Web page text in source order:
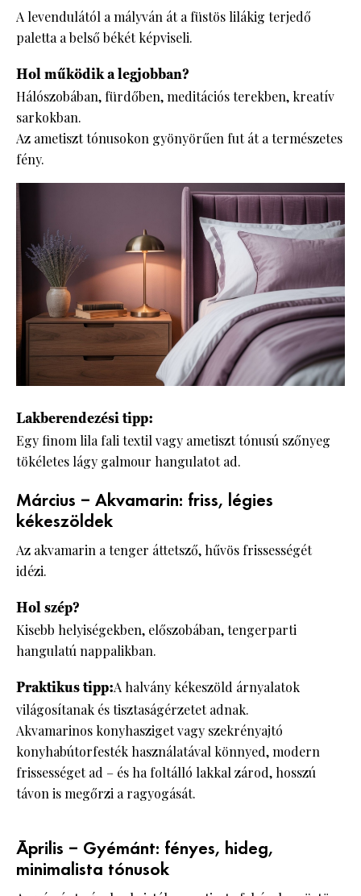
A levendulától a mályván át a füstös lilákig terjedő
paletta a belső békét képviseli.
Hol működik a legjobban?
Hálószobában, fürdőben, meditációs terekben, kreatív
sarkokban.
Az ametiszt tónusokon gyönyörűen fut át a természetes
fény.
Lakberendezési tipp:
Egy finom lila fali textil vagy ametiszt tónusú szőnyeg
tökéletes lágy galmour hangulatot ad.
Március – Akvamarin: friss, légies
kékeszöldek
Az akvamarin a tenger áttetsző, hűvös frissességét
idézi.
Hol szép?
Kisebb helyiségekben, előszobában, tengerparti
hangulatú nappalikban.
Praktikus tipp:A halvány kékeszöld árnyalatok
világosítanak és tisztaságérzetet adnak.
Akvamarinos konyhasziget vagy szekrényajtó
konyhabútorfesték használatával könnyed, modern
frissességet ad – és ha foltálló lakkal zárod, hosszú
távon is megőrzi a ragyogását.
Április – Gyémánt: fényes, hideg,
minimalista tónusok